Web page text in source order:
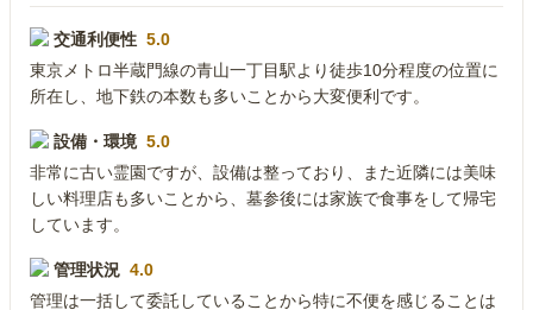
交通利便性 5.0
東京メトロ半蔵門線の青山一丁目駅より徒歩10分程度の位置に
所在し、地下鉄の本数も多いことから大変便利です。
設備・環境 5.0
非常に古い霊園ですが、設備は整っており、また近隣には美味
しい料理店も多いことから、墓参後には家族で食事をして帰宅
しています。
管理状況 4.0
管理は一括して委託していることから特に不便を感じることは